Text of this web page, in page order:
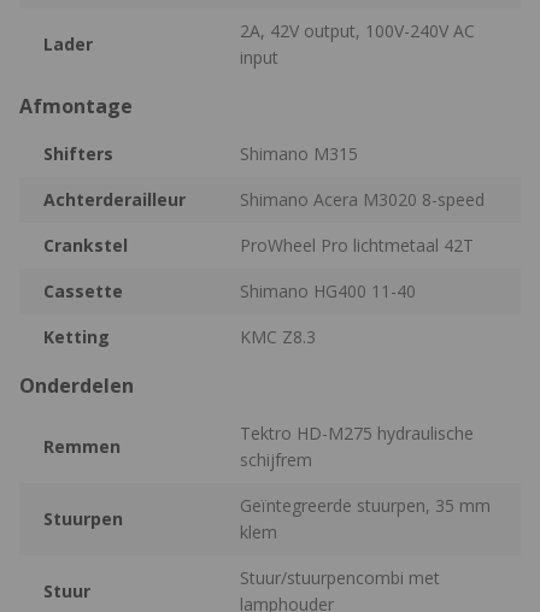
Lader
2A, 42V output, 100V-240V AC
input
Afmontage
Shifters
Shimano M315
Achterderailleur
Shimano Acera M3020 8-speed
Crankstel
ProWheel Pro lichtmetaal 42T
Cassette
Shimano HG400 11-40
Ketting
KMC Z8.3
Onderdelen
Remmen
Tektro HD-M275 hydraulische
schijfrem
Stuurpen
Geïntegreerde stuurpen, 35 mm
klem
Stuur
Stuur/stuurpencombi met
lamphouder